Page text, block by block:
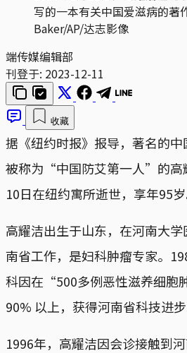
写的一本有关中国爱滋病的著
Baker/AP/达志影像
端传媒编辑部
刊登于: 2023-12-11
收藏
据《纽约时报》报导，著名的中
被称为“中国防艾第一人”的高
10日在纽约寓所逝世，享年95岁
高耀洁出生于山东，在河南大
南省工作，是妇科肿瘤专家。
科因在“500多例恶性滋养细胞
90% 以上，获得河南省科技进步
1996年，高耀洁因会诊接触到